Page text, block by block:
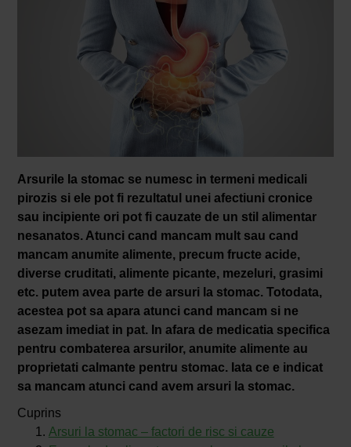
Arsurile la stomac se numesc in termeni medicali
pirozis si ele pot fi rezultatul unei afectiuni cronice
sau incipiente ori pot fi cauzate de un stil alimentar
nesanatos. Atunci cand mancam mult sau cand
mancam anumite alimente, precum fructe acide,
diverse cruditati, alimente picante, mezeluri, grasimi
etc. putem avea parte de arsuri la stomac. Totodata,
acestea pot sa apara atunci cand mancam si ne
asezam imediat in pat. In afara de medicatia specifica
pentru combaterea arsurilor, anumite alimente au
proprietati calmante pentru stomac. Iata ce e indicat
sa mancam atunci cand avem arsuri la stomac.
Cuprins
Arsuri la stomac – factori de risc si cauze